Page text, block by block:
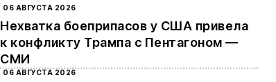
06 АВГУСТА 2026
Нехватка боеприпасов у США привела
к конфликту Трампа с Пентагоном —
СМИ
06 АВГУСТА 2026